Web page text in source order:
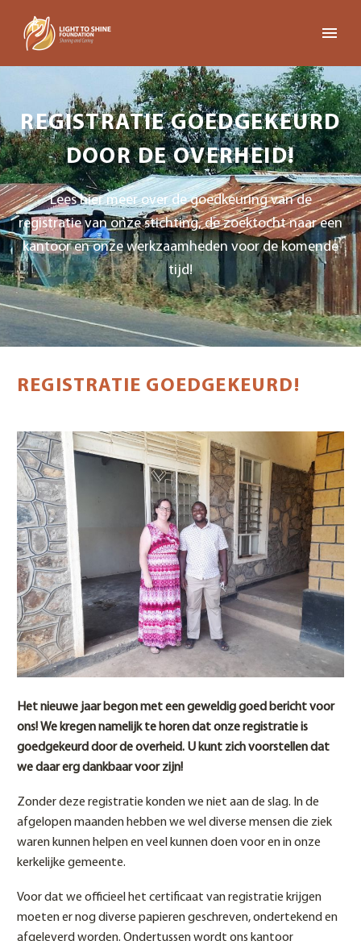
REGISTRATIE GOEDGEKEURD
DOOR DE OVERHEID!
Lees hier meer over de goedkeuring van de
registratie van onze stichting, de zoektocht naar een
kantoor en onze werkzaamheden voor de komende
tijd!
REGISTRATIE GOEDGEKEURD!
Het nieuwe jaar begon met een geweldig goed bericht voor
ons! We kregen namelijk te horen dat onze registratie is
goedgekeurd door de overheid. U kunt zich voorstellen dat
we daar erg dankbaar voor zijn!
Zonder deze registratie konden we niet aan de slag. In de
afgelopen maanden hebben we wel diverse mensen die ziek
waren kunnen helpen en veel kunnen doen voor en in onze
kerkelijke gemeente.
Voor dat we officieel het certificaat van registratie krijgen
moeten er nog diverse papieren geschreven, ondertekend en
afgeleverd worden. Ondertussen wordt ons kantoor